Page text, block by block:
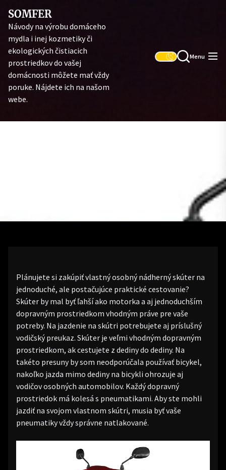
the
content
SOMFER
Návody na výrobu domáceho
mydla i inej kozmetiky či
ekologických čistiacich
prostriedkov do vašej
domácnosti môžete mať vždy
poruke. Nájdete ich na našom
webe.
Menu
Plánujete si zakúpiť vlastný osobný nádherný skúter na
jednoduché, ale postačujúce praktické cestovanie?
Skúter by mal byť ľahší ako motorka a aj jednoduchším
dopravným prostriedkom vhodným práve pre vaše
potreby. Na jazdenie na skútri potrebujete aj príslušný
vodičský preukaz. Skúter je veľmi vhodným dopravným
prostriedkom, ak cestujete z dediny do dediny. Na
takéto presuny by som neodporúčala používať bicykel,
nakoľko jazda mimo dediny na bicykli ohrozuje aj
vodičov osobných automobilov. Každý dopravný
prostriedok má kolesá s pneumatikami. Aby ste mohli
jazdiť na svojom vlastnom skútri, musia byť vaše
pneumatiky vždy správne natlakované.